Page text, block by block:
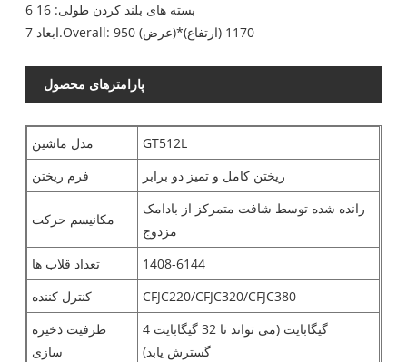
6 بسته های بلند کردن طولی: 16
ابعاد 7.Overall: 950 (عرض)*1170 (ارتفاع)
پارامترهای محصول
مدل ماشین
GT512L
فرم ریختن
ریختن کامل و تمیز دو برابر
مکانیسم حرکت
رانده شده توسط شافت متمرکز از بادامک
مزدوج
تعداد قلاب ها
1408-6144
کنترل کننده
CFJC220/CFJC320/CFJC380
ظرفیت ذخیره
سازی
4 گیگابایت (می تواند تا 32 گیگابایت
گسترش یابد)